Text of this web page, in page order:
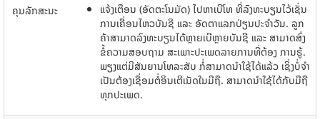
ຄຸນລັກສະນະ
ແຈ້ງ​ເຕືອນ ​​​(ອັດຕະ​ໂນ​ມັດ) ​ໄປ​ຫາ​ເບີ​​ໂທ​ ທີ່​ລົງທະບຽນ​ໄວ້​ເຊັ່ນ
ການ​ເຄື່ອນ​ໄຫວບັນຊີ ​ແລະ ອັດຕາ​ແລກປ່ຽນ​ປະຈຳ​ວັນ. ລູກ​
ຄ້າສາມາດ​ລົງທະບຽນ​ໄດ້ຫຼາຍ​ເບີ​ຫຼາຍ​ບັນຊີ ​ແລະ ສາມາດ​ສົ່ງ​
ຂໍ້​ຄວາມ​ສອບ​ຖາມ ສະ​ເພາະ​ປະ​ເພດ​ລາຍການທີ່​ຕ້ອງ ການ​ຮູ້​.
ພຽງແຕ່​ມີ​ສັນຍານ​ໂທລະສັບ ກໍ່​ສາມາດ​ນໍາ​ໃຊ້​ໄດ້​ແລ້ວ ​ເຊິ່ງບໍ່​ຈຳ​
ເປັນ​ຕ້ອງ​​ເຊື່ອມຕໍ່​ອິນ​ເຕີ​ເນັດ​ໃນ​ມື​ຖື. ສາ​ມາດ​ນໍາໃຊ້​ໄດ້​ກັບ​ມື​ຖື​
ທຸກ​ປະ​ເພດ.